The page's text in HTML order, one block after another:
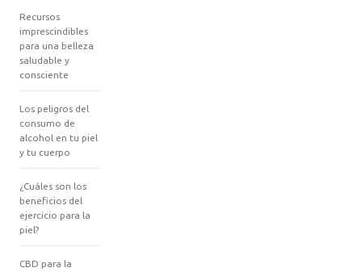
Recursos
imprescindibles
para una belleza
saludable y
consciente
Los peligros del
consumo de
alcohol en tu piel
y tu cuerpo
¿Cuáles son los
beneficios del
ejercicio para la
piel?
CBD para la